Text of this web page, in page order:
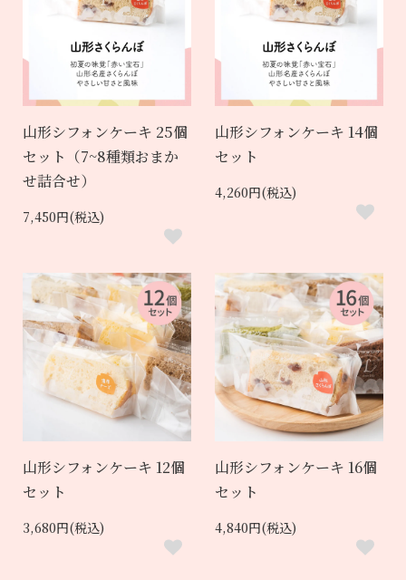
山形シフォンケーキ 25個
セット（7~8種類おまか
せ詰合せ）
7,450円(税込)
山形シフォンケーキ 14個
セット
4,260円(税込)
山形シフォンケーキ 12個
セット
3,680円(税込)
山形シフォンケーキ 16個
セット
4,840円(税込)